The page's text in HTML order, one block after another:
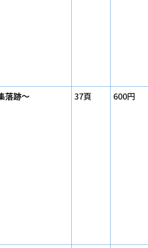
落跡～
37頁 600円